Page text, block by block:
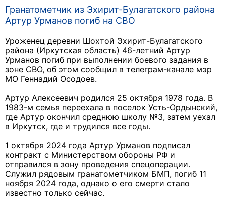
Гранатометчик из Эхирит-Булагатского района
Артур Урманов погиб на СВО
Уроженец деревни Шохтой Эхирит-Булагатского
района (Иркутская область) 46-летний Артур
Урманов погиб при выполнении боевого задания в
зоне СВО, об этом сообщил в телеграм-канале мэр
МО Геннадий Осодоев.
Артур Алексеевич родился 25 октября 1978 года. В
1983-м семья переехала в поселок Усть-Ордынский,
где Артур окончил среднюю школу №3, затем уехал
в Иркутск, где и трудился все годы.
1 октября 2024 года Артур Урманов подписал
контракт с Министерством обороны РФ и
отправился в зону проведения спецоперации.
Служил рядовым гранатометчиком БМП, погиб 11
ноября 2024 года, однако о его смерти стало
известно только сейчас.